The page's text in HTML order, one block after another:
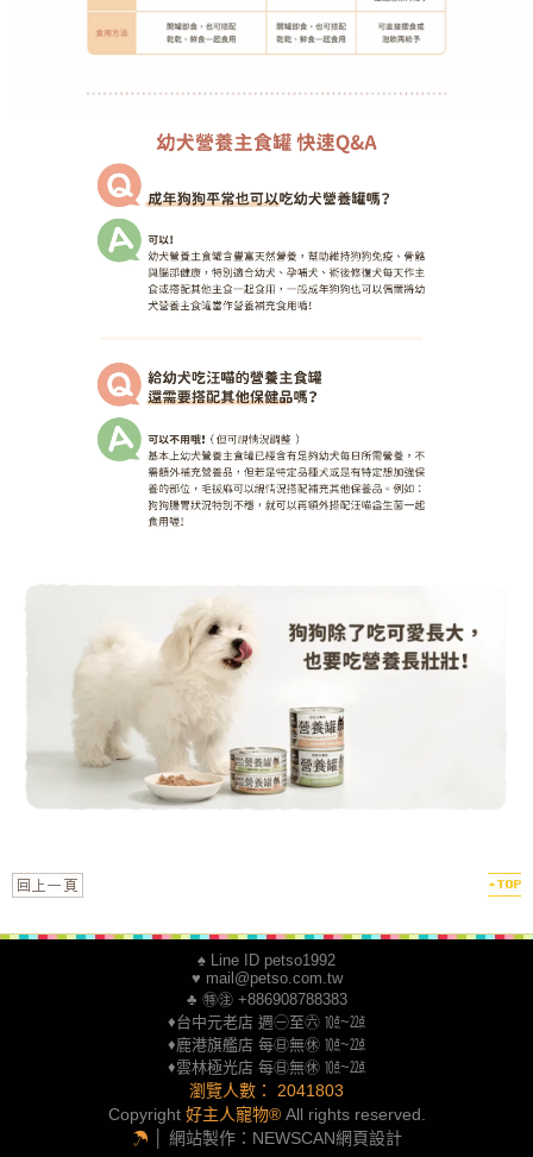
♠ Line ID petso1992
♥ mail@petso.com.tw
♣ ㊕㊟ +886908788383
♦台中元老店 週㊀至㊅ ㍢~㍮
♦鹿港旗艦店 每㊐無㊡ ㍢~㍮
♦雲林極光店 每㊐無㊡ ㍢~㍮
瀏覽人數： 2041803
Copyright好主人寵物® All rights reserved.
☂
│ 網站製作： NEWSCAN網頁設計